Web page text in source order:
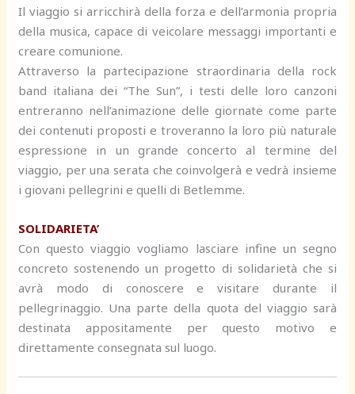
Il viaggio si arricchirà della forza e dell’armonia propria
della musica, capace di veicolare messaggi importanti e
creare comunione.
Attraverso la partecipazione straordinaria della rock
band italiana dei “The Sun”, i testi delle loro canzoni
entreranno nell’animazione delle giornate come parte
dei contenuti proposti e troveranno la loro più naturale
espressione in un grande concerto al termine del
viaggio, per una serata che coinvolgerà e vedrà insieme
i giovani pellegrini e quelli di Betlemme.
SOLIDARIETA’
Con questo viaggio vogliamo lasciare infine un segno
concreto sostenendo un progetto di solidarietà che si
avrà modo di conoscere e visitare durante il
pellegrinaggio. Una parte della quota del viaggio sarà
destinata appositamente per questo motivo e
direttamente consegnata sul luogo.